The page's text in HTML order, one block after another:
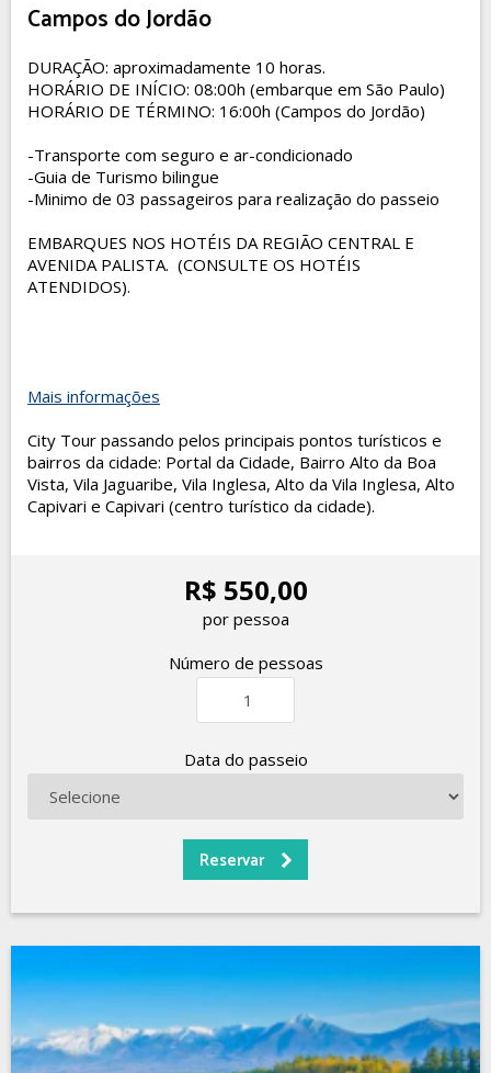
Campos do Jordão
DURAÇÃO: aproximadamente 10 horas.
HORÁRIO DE INÍCIO: 08:00h (embarque em São Paulo)
HORÁRIO DE TÉRMINO: 16:00h (Campos do Jordão)
-Transporte com seguro e ar-condicionado
-Guia de Turismo bilingue
-Minimo de 03 passageiros para realização do passeio
EMBARQUES NOS HOTÉIS DA REGIÃO CENTRAL E
AVENIDA PALISTA. (CONSULTE OS HOTÉIS
ATENDIDOS).
Mais informações
City Tour passando pelos principais pontos turísticos e
bairros da cidade: Portal da Cidade, Bairro Alto da Boa
Vista, Vila Jaguaribe, Vila Inglesa, Alto da Vila Inglesa, Alto
Capivari e Capivari (centro turístico da cidade).
R$ 550,00
por pessoa
Número de pessoas
Data do passeio